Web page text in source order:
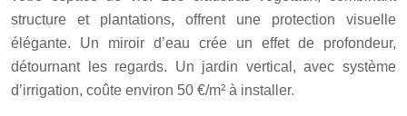
structure et plantations, offrent une protection visuelle
élégante. Un miroir d’eau crée un effet de profondeur,
détournant les regards. Un jardin vertical, avec système
d’irrigation, coûte environ 50 €/m² à installer.